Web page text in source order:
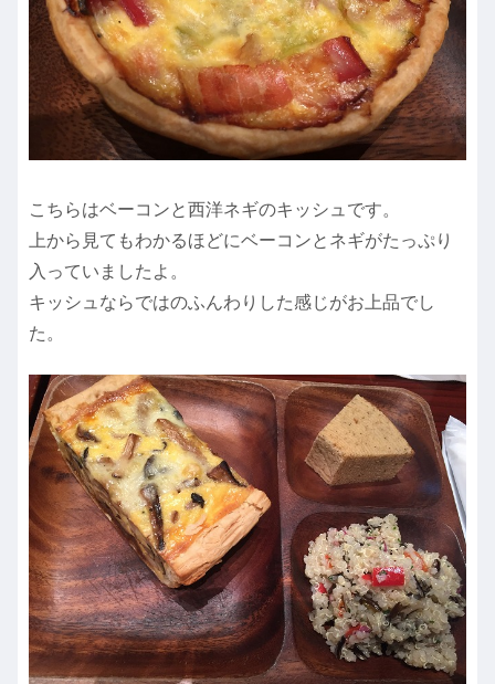
こちらはベーコンと西洋ネギのキッシュです。
上から見てもわかるほどにベーコンとネギがたっぷり
入っていましたよ。
キッシュならではのふんわりした感じがお上品でし
た。